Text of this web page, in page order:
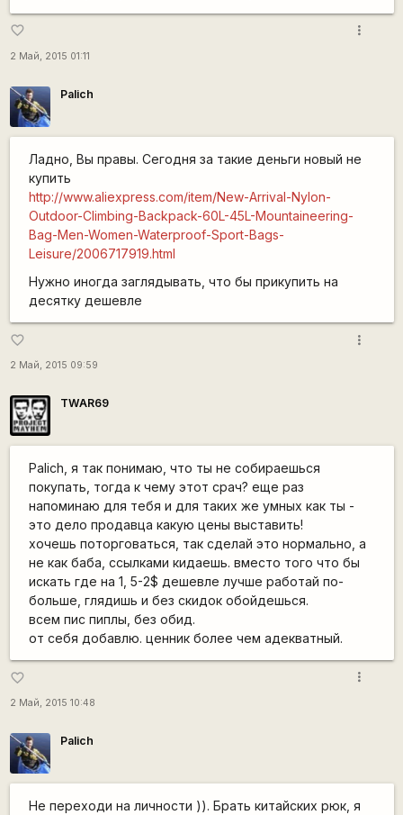
favorite_border
2 Май, 2015 01:11
more_vert
Palich
Ладно, Вы правы. Сегодня за такие деньги новый не
купить
http://www.aliexpress.com/item/New-Arrival-Nylon-
Outdoor-Climbing-Backpack-60L-45L-Mountaineering-
Bag-Men-Women-Waterproof-Sport-Bags-
Leisure/2006717919.html
Нужно иногда заглядывать, что бы прикупить на
десятку дешевле
favorite_border
2 Май, 2015 09:59
more_vert
TWAR69
Palich, я так понимаю, что ты не собираешься
покупать, тогда к чему этот срач? еще раз
напоминаю для тебя и для таких же умных как ты -
это дело продавца какую цены выставить!
хочешь поторговаться, так сделай это нормально, а
не как баба, ссылками кидаешь. вместо того что бы
искать где на 1, 5-2$ дешевле лучше работай по-
больше, глядишь и без скидок обойдешься.
всем пис пиплы, без обид.
от себя добавлю. ценник более чем адекватный.
favorite_border
2 Май, 2015 10:48
more_vert
Palich
Не переходи на личности )). Брать китайских рюк, я